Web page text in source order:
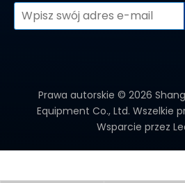
Prawa autorskie © 2026
Equipment Co., Ltd. Wszelkie
Wsparcie przez